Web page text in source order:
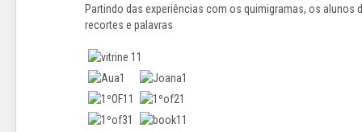
Partindo das experiências com os quimigramas, os
recortes e palavras